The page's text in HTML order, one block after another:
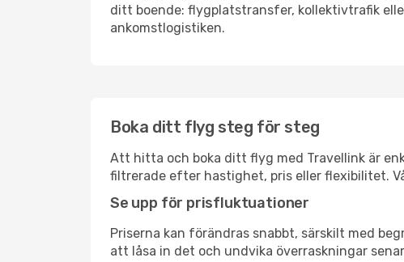
ditt boende: flygplatstransfer, kollektivtrafik
ankomstlogistiken.
Boka ditt flyg steg för steg
Att hitta och boka ditt flyg med Travellink är
filtrerade efter hastighet, pris eller flexibilitet.
Se upp för prisfluktuationer
Priserna kan förändras snabbt, särskilt med
att låsa in det och undvika överraskningar